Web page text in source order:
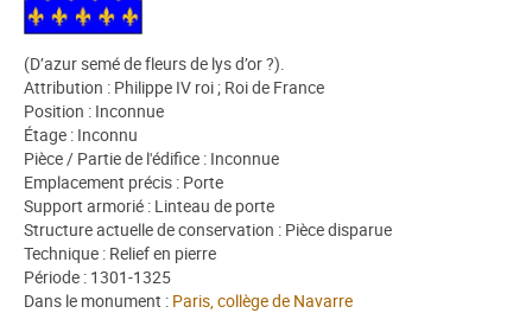
(D’azur semé de fleurs de lys d’or ?).
Attribution : Philippe IV roi ; Roi de France
Position : Inconnue
Étage : Inconnu
Pièce / Partie de l'édifice : Inconnue
Emplacement précis : Porte
Support armorié : Linteau de porte
Structure actuelle de conservation : Pièce disparue
Technique : Relief en pierre
Période : 1301-1325
Dans le monument : Paris, collège de Navarre